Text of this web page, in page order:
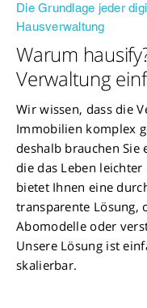
Die Grundlage jeder
Hausverwaltung
Warum
Verwaltung
Wir wissen, dass die
Immobilien komplex
deshalb brauchen Sie
die das Leben
bietet Ihnen eine
transparente Lösung,
Abomodelle oder
Unsere Lösung ist
skalierbar.